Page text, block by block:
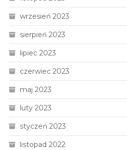
wrzesień 2023
sierpień 2023
lipiec 2023
czerwiec 2023
maj 2023
luty 2023
styczeń 2023
listopad 2022